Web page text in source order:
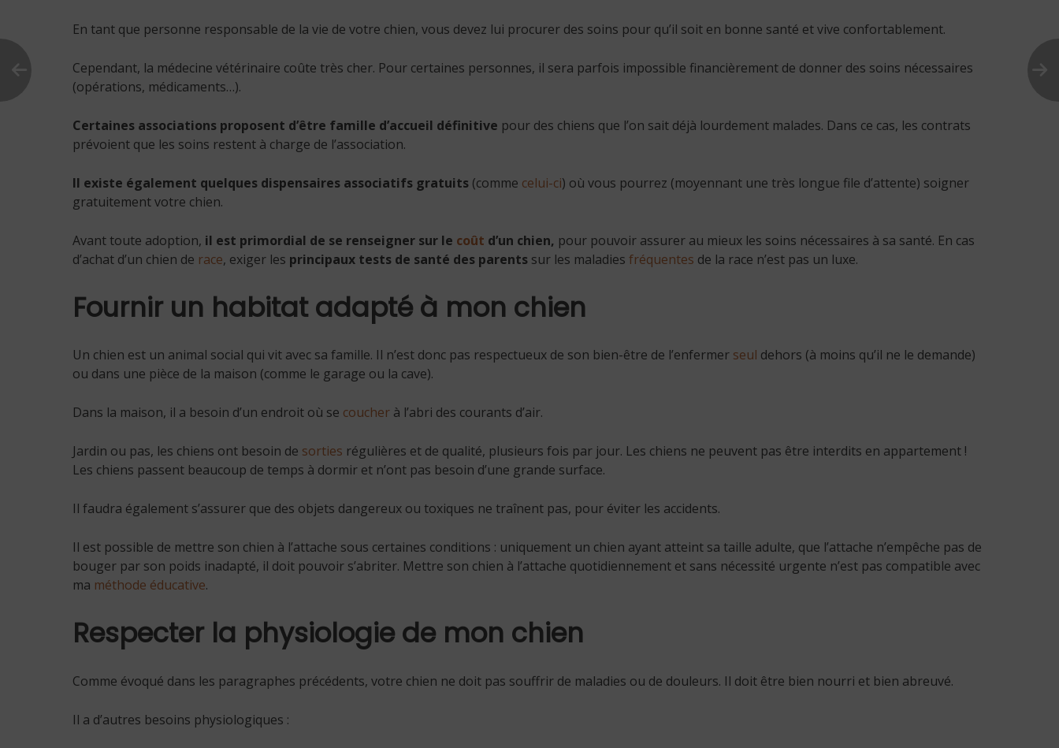
En tant que personne responsable de la vie de votre chien, vous devez lui procurer des soins pour qu’il soit en bonne santé et vive confortablement.
Cependant, la médecine vétérinaire coûte très cher. Pour certaines personnes, il sera parfois impossible financièrement de donner des soins nécessaires
(opérations, médicaments…).
Certaines associations proposent d’être famille d’accueil définitive pour des chiens que l’on sait déjà lourdement malades. Dans ce cas, les contrats
prévoient que les soins restent à charge de l’association.
Il existe également quelques dispensaires associatifs gratuits (comme celui-ci) où vous pourrez (moyennant une très longue file d’attente) soigner
gratuitement votre chien.
Avant toute adoption, il est primordial de se renseigner sur le coût d’un chien, pour pouvoir assurer au mieux les soins nécessaires à sa santé. En cas
d’achat d’un chien de race, exiger les principaux tests de santé des parents sur les maladies fréquentes de la race n’est pas un luxe.
Fournir un habitat adapté à mon chien
Un chien est un animal social qui vit avec sa famille. Il n’est donc pas respectueux de son bien-être de l’enfermer seul dehors (à moins qu’il ne le demande)
ou dans une pièce de la maison (comme le garage ou la cave).
Dans la maison, il a besoin d’un endroit où se coucher à l’abri des courants d’air.
Jardin ou pas, les chiens ont besoin de sorties régulières et de qualité, plusieurs fois par jour. Les chiens ne peuvent pas être interdits en appartement !
Les chiens passent beaucoup de temps à dormir et n’ont pas besoin d’une grande surface.
Il faudra également s’assurer que des objets dangereux ou toxiques ne traînent pas, pour éviter les accidents.
Il est possible de mettre son chien à l’attache sous certaines conditions : uniquement un chien ayant atteint sa taille adulte, que l’attache n’empêche pas de
bouger par son poids inadapté, il doit pouvoir s’abriter. Mettre son chien à l’attache quotidiennement et sans nécessité urgente n’est pas compatible avec
ma méthode éducative.
Respecter la physiologie de mon chien
Comme évoqué dans les paragraphes précédents, votre chien ne doit pas souffrir de maladies ou de douleurs. Il doit être bien nourri et bien abreuvé.
Il a d’autres besoins physiologiques :